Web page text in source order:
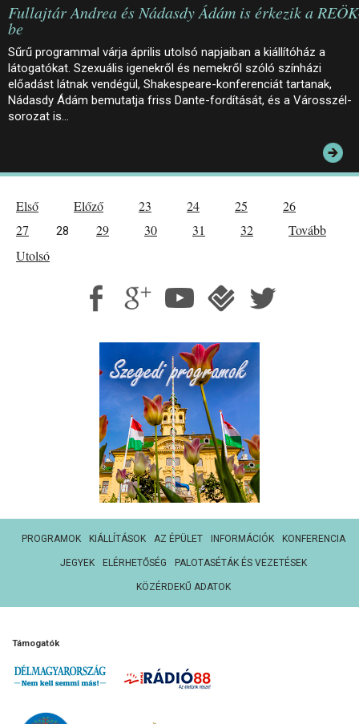
Fullajtár Andrea és Nádasdy Ádám is érkezik a
be
Sűrű programmal várja április utolsó napjaiban a kiállítóház a
látogatókat. Szexuális igenekről és nemekről szóló színházi
előadást látnak vendégül, Shakespeare-konferenciát tartanak,
Nádasdy Ádám bemutatja friss Dante-fordítását, és a Városszél-
sorozat is…
Első Előző 23 24 25
26
27
28 29 30 31 32
Tovább
Utolsó
PROGRAMOK KIÁLLÍTÁSOK AZ ÉPÜLET INFORMÁCIÓK KONFERENCIA
JEGYEK ELÉRHETŐSÉG PALOTASÉTÁK ÉS VEZETÉSEK
KÖZÉRDEKŰ ADATOK
Támogatók